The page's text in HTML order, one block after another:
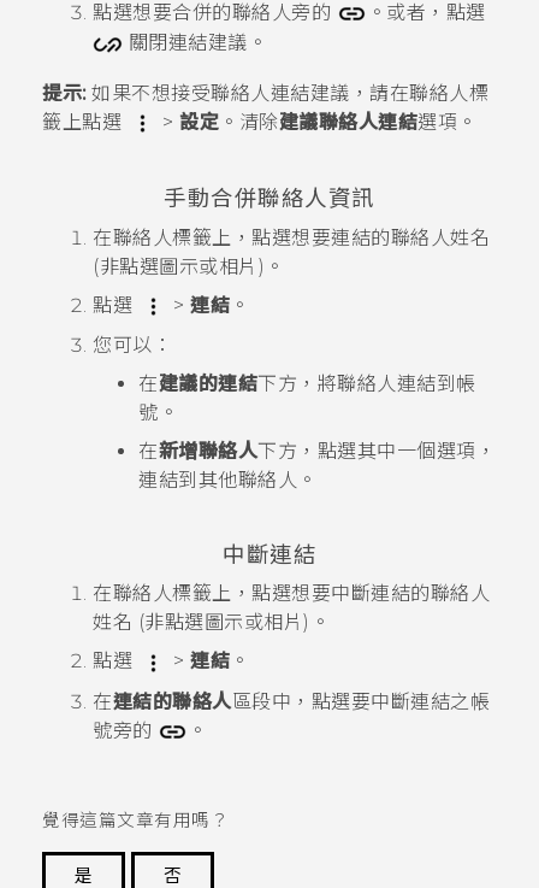
點選想要合併的聯絡人旁的
。或者，點選
關閉連結建議。
提示:如果不想接受聯絡人連結建議，請在聯絡人標
籤上點選
> 設定 。清除建議聯絡人連結選項。
手動合併聯絡人資訊
在聯絡人標籤上，點選想要連結的聯絡人姓名
(非點選圖示或相片)。
點選
> 連結 。
您可以：
在建議的連結下方，將聯絡人連結到帳
號。
在新增聯絡人下方，點選其中一個選項，
連結到其他聯絡人。
中斷連結
在聯絡人標籤上，點選想要中斷連結的聯絡人
姓名 (非點選圖示或相片)。
點選
> 連結 。
在連結的聯絡人區段中，點選要中斷連結之帳
號旁的
。
覺得這篇文章有用嗎？
是
否